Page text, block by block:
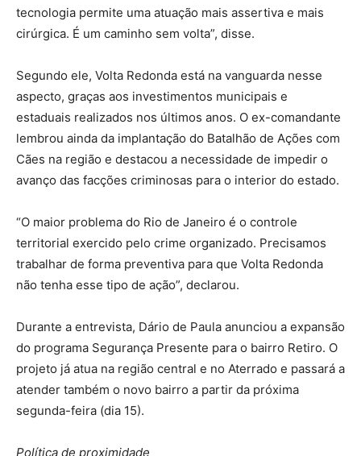
tecnologia permite uma atuação mais assertiva e mais
cirúrgica. É um caminho sem volta”, disse.
Segundo ele, Volta Redonda está na vanguarda nesse
aspecto, graças aos investimentos municipais e
estaduais realizados nos últimos anos. O ex-comandante
lembrou ainda da implantação do Batalhão de Ações com
Cães na região e destacou a necessidade de impedir o
avanço das facções criminosas para o interior do estado.
“O maior problema do Rio de Janeiro é o controle
territorial exercido pelo crime organizado. Precisamos
trabalhar de forma preventiva para que Volta Redonda
não tenha esse tipo de ação”, declarou.
Durante a entrevista, Dário de Paula anunciou a expansão
do programa Segurança Presente para o bairro Retiro. O
projeto já atua na região central e no Aterrado e passará a
atender também o novo bairro a partir da próxima
segunda-feira (dia 15).
Política de proximidade